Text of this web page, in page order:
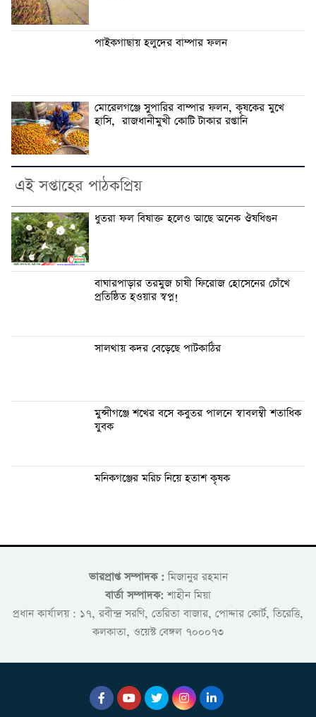
পাইকগাছায় হলুদের বাম্পার ফলন
মোরেলগঞ্জে সুপারির বাম্পার ফলন, কৃষকের মুখে
হাসি, রাজধানীমুখী কোটি টাকার রপ্তানি
এই সপ্তাহের পাঠকপ্রিয়
ধুতরা ফল বিষাক্ত হলেও আছে অনেক ঔষধিগুন
বাঘারপাড়ার তরমুজ চাষী ফিরোজ হোসেনের চোঁখে
প্রতিষ্ঠিত হওয়ার স্বপ্ন!
সালথায় কদর বেড়েছে পাটকাঠির
মুন্সীগঞ্জে শখের বসে কবুতর পালনে স্বাবলম্বী শতাধিক
যুবক
মনিকগঞ্জের মরিচ নিয়ে হতাশ কৃষক
ভারপ্রাপ্ত সম্পাদক :মিজানুর রহমান
বার্তা সম্পাদক: শাহীন মিয়া
প্রধান কার্যালয় : ১৭, রবীন্দ্র সরণি, তেরিতা বাজার, পোদ্দার কোর্ট, তিরেত্তি,
কলকাতা, ওয়েস্ট বেঙ্গল ৭০০০৭৩